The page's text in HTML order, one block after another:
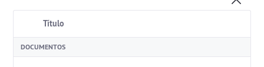
Título
DOCUMENTOS